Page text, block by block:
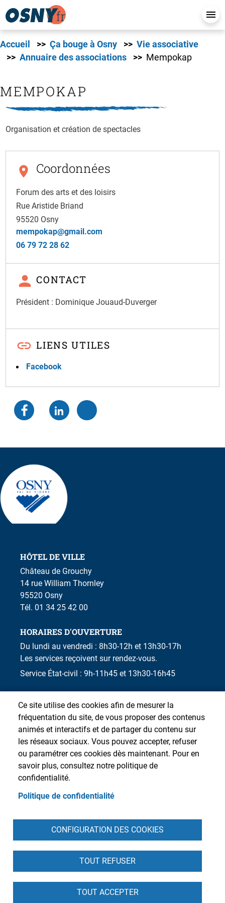
Accueil Ça bouge à Osny
Vie associative
Annuaire des associations
Mempokap
MEMPOKAP
Organisation et création de spectacles
Coordonnées
Forum des arts et des loisirs
Rue Aristide Briand
95520 Osny
mempokap@gmail.com
06 79 72 28 62
CONTACT
Président : Dominique Jouaud-Duverger
LIENS UTILES
Facebook
HÔTEL DE VILLE
Château de Grouchy
14 rue William Thornley
95520 Osny
Tél. 01 34 25 42 00
HORAIRES D'OUVERTURE
Du lundi au vendredi : 8h30-12h et 13h30-17h
Les services reçoivent sur rendez-vous.
Service État-civil : 9h-11h45 et 13h30-16h45
Ce site utilise des cookies afin de mesurer la
fréquentation du site, de vous proposer des contenus
animés et interactifs et de partager du contenu sur
les réseaux sociaux. Vous pouvez accepter, refuser
ou paramétrer ces cookies dès maintenant. Pour en
savoir plus, consultez notre politique de
confidentialité.
Politique de confidentialité
CONFIGURATION DES COOKIES
TOUT REFUSER
TOUT ACCEPTER
Pied de pagePlan du siteContactIntranetMentions légales
Accessibilité : partiellement conforme